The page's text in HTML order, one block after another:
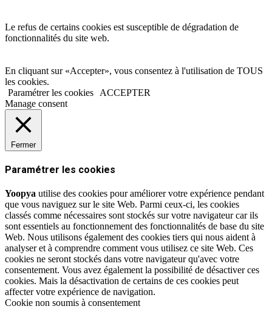
Le refus de certains cookies est susceptible de dégradation de
fonctionnalités du site web.
En cliquant sur «Accepter», vous consentez à l'utilisation de TOUS
les cookies.
Paramétrer les cookies
ACCEPTER
Manage consent
Fermer
Paramétrer les cookies
Yoopya utilise des cookies pour améliorer votre expérience pendant
que vous naviguez sur le site Web. Parmi ceux-ci, les cookies
classés comme nécessaires sont stockés sur votre navigateur car ils
sont essentiels au fonctionnement des fonctionnalités de base du site
Web. Nous utilisons également des cookies tiers qui nous aident à
analyser et à comprendre comment vous utilisez ce site Web. Ces
cookies ne seront stockés dans votre navigateur qu'avec votre
consentement. Vous avez également la possibilité de désactiver ces
cookies. Mais la désactivation de certains de ces cookies peut
affecter votre expérience de navigation.
Cookie non soumis à consentement